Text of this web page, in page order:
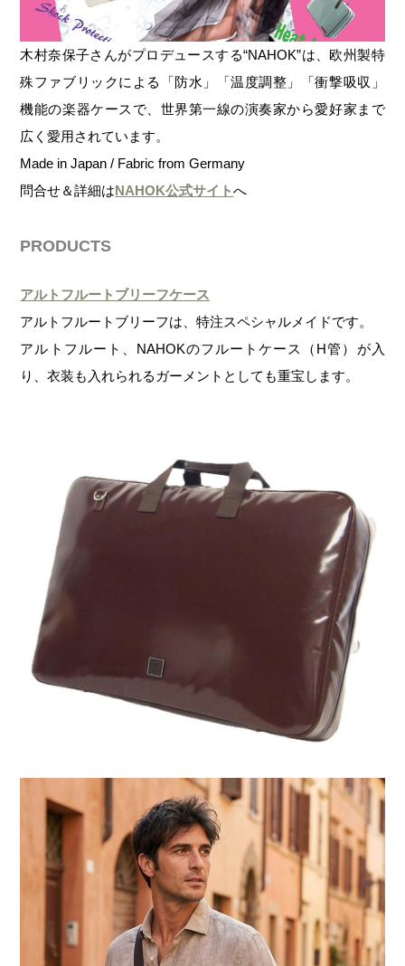
木村奈保子さんがプロデュースする“NAHOK”は、欧州製特
殊ファブリックによる「防水」「温度調整」「衝撃吸収」
機能の楽器ケースで、世界第一線の演奏家から愛好家まで
広く愛用されています。
Made in Japan / Fabric from Germany
問合せ＆詳細はNAHOK公式サイトへ
PRODUCTS
アルトフルートブリーフケース
アルトフルートブリーフは、特注スペシャルメイドです。
アルトフルート、NAHOKのフルートケース（H管）が入
り、衣装も入れられるガーメントとしても重宝します。